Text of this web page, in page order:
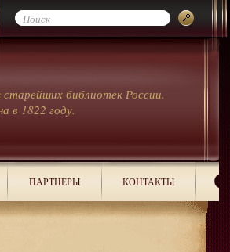
старейших библиотек России.
в 1822 году.
ПАРТНЕРЫ КОНТАКТЫ